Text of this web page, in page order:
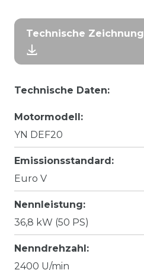
Technische Zeichnung
Technische Daten:
Motormodell:
YN DEF20
Emissionsstandard:
Euro V
Nennleistung:
36,8 kW (50 PS)
Nenndrehzahl:
2400 U/min